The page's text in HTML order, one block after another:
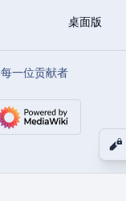
查
桌面版
一位贡献者